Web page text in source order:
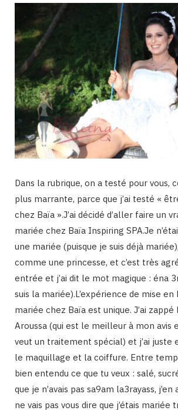
Dans la rubrique, on a testé pour vous,
plus marrante, parce que j’ai testé «
chez Baïa ».J’ai décidé d’aller faire un
mariée chez Baïa Inspiring SPA.Je
une mariée (puisque je suis déjà
comme une princesse, et c’est très
entrée et j’ai dit le mot magique : éna
suis la mariée).L’expérience de mise
mariée chez Baïa est unique. J’ai
Aroussa (qui est le meilleur à mon avis
veut un traitement spécial) et j’ai juste
le maquillage et la coiffure. Entre
bien entendu ce que tu veux : salé,
que je n’avais pas sa9am la3rayass,
ne vais pas vous dire que j’étais mariée